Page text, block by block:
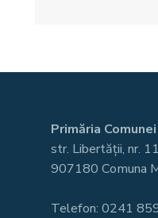
Primăria
str. Libertății, nr.
907180 Comuna
Telefon: 0241